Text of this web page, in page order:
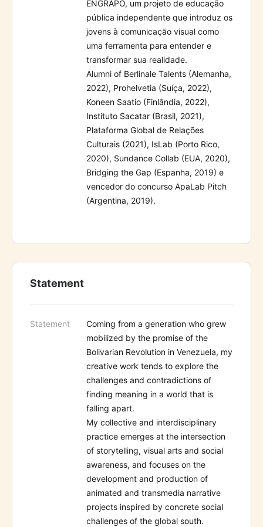
ENGRAPO, um projeto de educação
pública independente que introduz os
jovens à comunicação visual como
uma ferramenta para entender e
transformar sua realidade.
Alumni of Berlinale Talents (Alemanha,
2022), Prohelvetia (Suíça, 2022),
Koneen Saatio (Finlândia, 2022),
Instituto Sacatar (Brasil, 2021),
Plataforma Global de Relações
Culturais (2021), IsLab (Porto Rico,
2020), Sundance Collab (EUA, 2020),
Bridging the Gap (Espanha, 2019) e
vencedor do concurso ApaLab Pitch
(Argentina, 2019).
Statement
Statement
Coming from a generation who grew
mobilized by the promise of the
Bolivarian Revolution in Venezuela, my
creative work tends to explore the
challenges and contradictions of
finding meaning in a world that is
falling apart.
My collective and interdisciplinary
practice emerges at the intersection
of storytelling, visual arts and social
awareness, and focuses on the
development and production of
animated and transmedia narrative
projects inspired by concrete social
challenges of the global south.